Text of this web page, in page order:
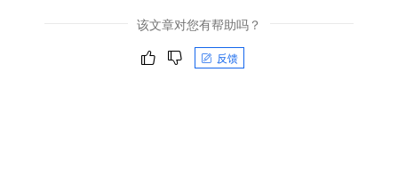
该文章对您有帮助吗？
反馈